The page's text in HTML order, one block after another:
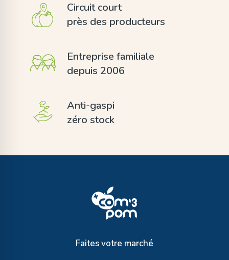
Circuit court
près des producteurs
Entreprise familiale
depuis 2006
Anti-gaspi
zéro stock
Faites votre marché